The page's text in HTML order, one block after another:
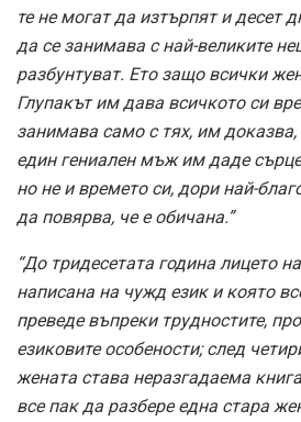
те не могат да изтърпят и десет
да се занимава с най-великите
разбунтуват. Ето защо всички
Глупакът им дава всичкото си
занимава само с тях, им доказва,
един гениален мъж им даде
но не и времето си, дори най-
да повярва, че е обичана.”
“До тридесетата година лицето
написана на чужд език и която
преведе въпреки трудностите,
езиковите особености; след
жената става неразгадаема
все пак да разбере една стара